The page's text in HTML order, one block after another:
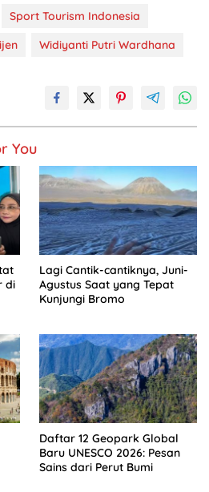
Sport Tourism Indonesia
Widiyanti Putri Wardhana
You
di
Lagi Cantik-cantiknya, Juni-
Agustus Saat yang Tepat
Kunjungi Bromo
Daftar 12 Geopark Global
Baru UNESCO 2026: Pesan
Sains dari Perut Bumi